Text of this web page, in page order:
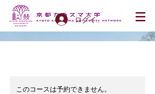
ログイン
このコースは予約できません。